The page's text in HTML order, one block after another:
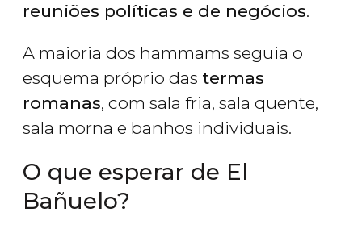
reuniões políticas e de negócios.
A maioria dos hammams seguia o
esquema próprio das termas
romanas, com sala fria, sala quente,
sala morna e banhos individuais.
O que esperar de El
Bañuelo?